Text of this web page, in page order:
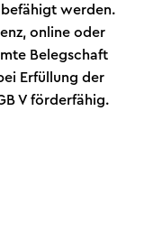
werden.
online oder
Belegschaft
Erfüllung der
V förderfähig.